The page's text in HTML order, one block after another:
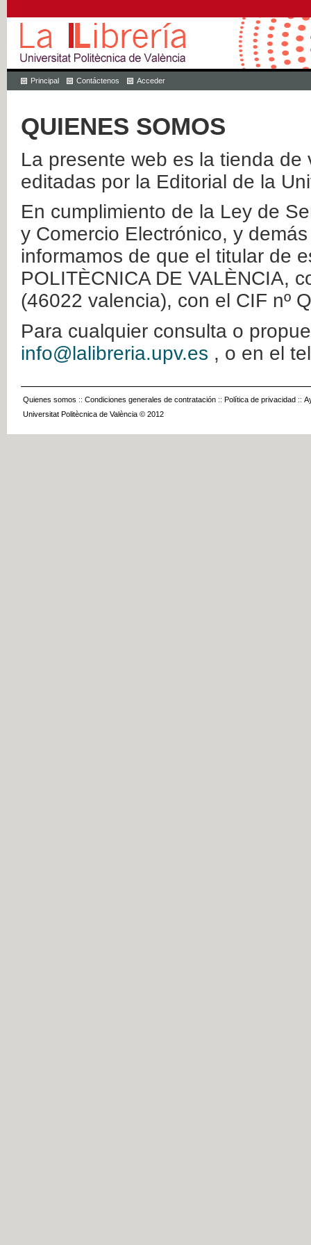
Principal Contáctenos Acceder
QUIENES SOMOS
La presente web es la tienda
editadas por la Editorial de la
En cumplimiento de la Ley de
y Comercio Electrónico, y
informamos de que el titular de
POLITÈCNICA DE VALÈNCIA,
(46022 valencia), con el CIF nº
Para cualquier consulta o
info@lalibreria.upv.es , o en el
Quienes somos :: Condiciones generales de contratación :: Política de privacidad ::
Universitat Politècnica de València © 2012